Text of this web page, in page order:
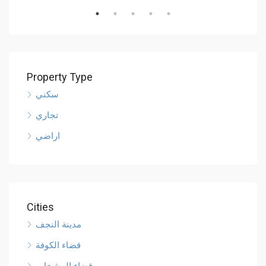
Property Type
سكني
تجاري
اراضي
Cities
مدينة النجف
قضاء الكوفة